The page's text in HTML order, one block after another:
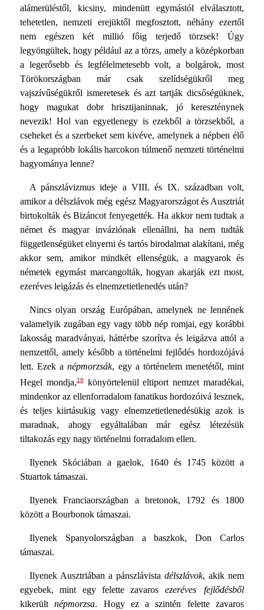
alámerüléstől, kicsiny, mindenütt egymástól elválasztott,
tehetetlen, nemzeti erejüktől megfosztott, néhány ezertől
nem egészen két millió főig terjedő törzsek! Úgy
legyöngültek, hogy például az a törzs, amely a középkorban
a legerősebb és legfélelmetesebb volt, a bolgárok, most
Törökországban már csak szelídségükről meg
vajszívűségükről ismeretesek és azt tartják dicsőségüknek,
hogy magukat dobr hrisztijaninnak, jó kereszténynek
nevezik! Hol van egyetlenegy is ezekből a törzsekből, a
cseheket és a szerbeket sem kivéve, amelynek a népben élő
és a legapróbb lokális harcokon túlmenő nemzeti történelmi
hagyománya lenne?
A pánszlávizmus ideje a VIII. és IX. században volt,
amikor a délszlávok még egész Magyarországot és Ausztriát
birtokolták és Bizáncot fenyegették. Ha akkor nem tudtak a
német és magyar inváziónak ellenállni, ha nem tudták
függetlenségüket elnyerni és tartós birodalmat alakítani, még
akkor sem, amikor mindkét ellenségük, a magyarok és
németek egymást marcangolták, hogyan akarják ezt most,
ezeréves leigázás és elnemzetietlenedés után?
Nincs olyan ország Európában, amelynek ne lennének
valamelyik zugában egy vagy több nép romjai, egy korábbi
lakosság maradványai, háttérbe szorítva és leigázva attól a
nemzettől, amely később a történelmi fejlődés hordozójává
lett. Ezek anépmorzsák, egy a történelem menetétől, mint
Hegel mondja,10könyörtelenül eltiport nemzet maradékai,
mindenkor az ellenforradalom fanatikus hordozóivá lesznek,
és teljes kiirtásukig vagy elnemzetietlenedésükig azok is
maradnak, ahogy egyáltalában már egész létezésük
tiltakozás egy nagy történelmi forradalom ellen.
Ilyenek Skóciában a gaelok, 1640 és 1745 között a
Stuartok támaszai.
Ilyenek Franciaországban a bretonok, 1792 és 1800
között a Bourbonok támaszai.
Ilyenek Spanyolországban a baszkok, Don Carlos
támaszai.
Ilyenek Ausztriában a pánszlávistadélszlávok, akik nem
egyebek, mint egy felette zavaros ezeréves fejlődésből
kikerültnépmorzsa. Hogy ez a szintén felette zavaros